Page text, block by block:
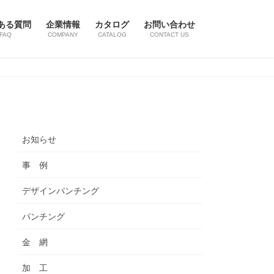
る質問
FAQ
企業情報
COMPANY
カタログ
CATALOG
お問い合わせ
CONTACT US
お知らせ
事 例
デザインパンチング
パンチング
金 網
加 工